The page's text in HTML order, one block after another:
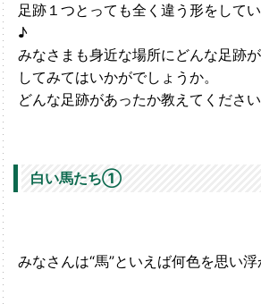
足跡１つとっても全く違う形をして
♪
みなさまも身近な場所にどんな足跡
してみてはいかがでしょうか。
どんな足跡があったか教えてくださ
白い馬たち➀
みなさんは“馬”といえば何色を思い浮